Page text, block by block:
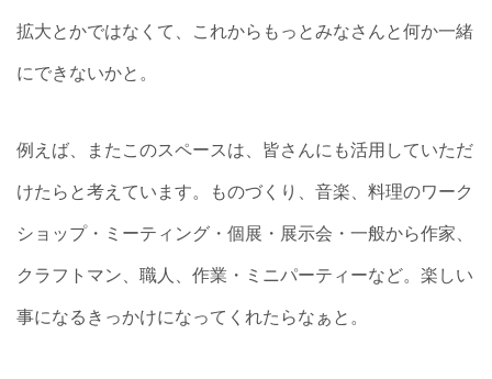
拡大とかではなくて、これからもっとみなさんと何か一緒
にできないかと。
例えば、またこのスペースは、皆さんにも活用していただ
けたらと考えています。ものづくり、音楽、料理のワーク
ショップ・ミーティング・個展・展示会・一般から作家、
クラフトマン、職人、作業・ミニパーティーなど。楽しい
事になるきっかけになってくれたらなぁと。